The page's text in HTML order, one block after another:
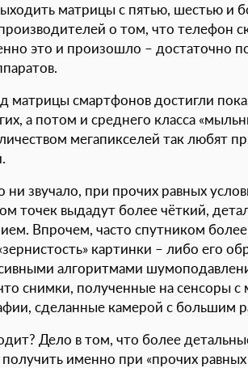
матрицы с пятью, шестью и
о том, что телефон
это и произошло – достаточно
матрицы смартфонов достигли
а потом и среднего класса
мегапикселей так любят
ни звучало, при прочих равных
точек выдадут более чёткий,
Впрочем, часто спутником более
картинки – либо его
алгоритмами
снимки, полученные на сенсоры
сделанные камерой с большим
Дело в том, что более
именно при «прочих равных